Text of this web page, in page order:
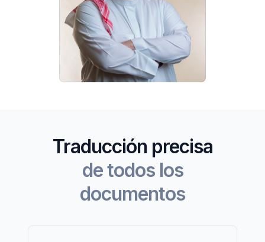
Traducción precisa
de todos los
documentos